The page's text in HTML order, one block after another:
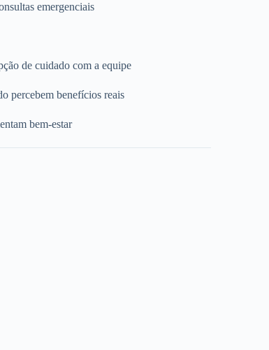
emergenciais
de cuidado com a equipe
percebem benefícios reais
bem-estar